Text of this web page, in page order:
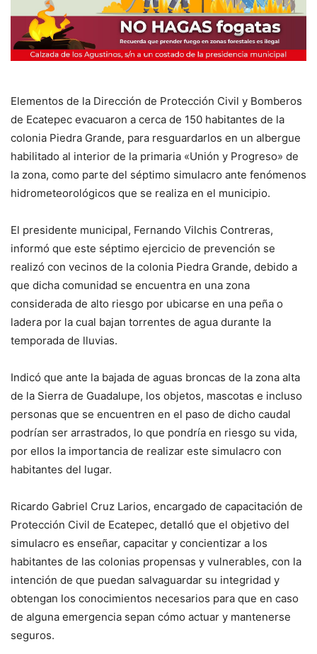
Elementos de la Dirección de Protección Civil y Bomberos
de Ecatepec evacuaron a cerca de 150 habitantes de la
colonia Piedra Grande, para resguardarlos en un albergue
habilitado al interior de la primaria «Unión y Progreso» de
la zona, como parte del séptimo simulacro ante fenómenos
hidrometeorológicos que se realiza en el municipio.
El presidente municipal, Fernando Vilchis Contreras,
informó que este séptimo ejercicio de prevención se
realizó con vecinos de la colonia Piedra Grande, debido a
que dicha comunidad se encuentra en una zona
considerada de alto riesgo por ubicarse en una peña o
ladera por la cual bajan torrentes de agua durante la
temporada de lluvias.
Indicó que ante la bajada de aguas broncas de la zona alta
de la Sierra de Guadalupe, los objetos, mascotas e incluso
personas que se encuentren en el paso de dicho caudal
podrían ser arrastrados, lo que pondría en riesgo su vida,
por ellos la importancia de realizar este simulacro con
habitantes del lugar.
Ricardo Gabriel Cruz Larios, encargado de capacitación de
Protección Civil de Ecatepec, detalló que el objetivo del
simulacro es enseñar, capacitar y concientizar a los
habitantes de las colonias propensas y vulnerables, con la
intención de que puedan salvaguardar su integridad y
obtengan los conocimientos necesarios para que en caso
de alguna emergencia sepan cómo actuar y mantenerse
seguros.